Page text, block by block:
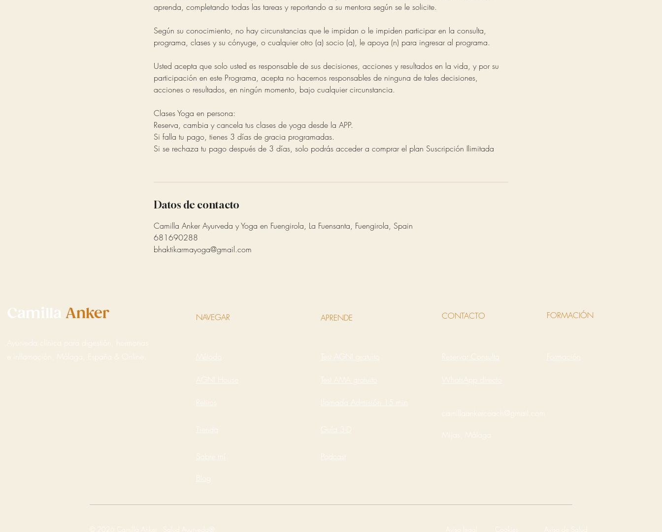
aprenda, completando todas las tareas y reportando a su mentora según se le solicite.
Según su conocimiento, no hay circunstancias que le impidan o le impiden participar en la consulta,
programa, clases y su cónyuge, o cualquier otro (a) socio (a), le apoya (n) para ingresar al programa.
Usted acepta que solo usted es responsable de sus decisiones, acciones y resultados en la vida, y por su
participación en este Programa, acepta no hacernos responsables de ninguna de tales decisiones,
acciones o resultados, en ningún momento, bajo cualquier circunstancia.
Clases Yoga en persona:
Reserva, cambia y cancela tus clases de yoga desde la APP.
Si falla tu pago, tienes 3 días de gracia programadas.
Si se rechaza tu pago después de 3 días, solo podrás acceder a comprar el plan Suscripción Ilimitada
Datos de contacto
Camilla Anker Ayurveda y Yoga en Fuengirola, La Fuensanta, Fuengirola, Spain
681690288
bhaktikarmayoga@gmail.com
Camilla Anker
Ayurveda clínica para digestión, hormonas
e inflamación. Málaga, España & Online.
NAVEGAR
Método
AGNI House
Retiros
Tienda
Sobre mí
APRENDE
Test AGNI gratuito
Test AMA gratuito
Llamada Admisión 15 min
Guía 3-D
CONTACTO
Reservar Consulta
FORMACIÓN
Formación
WhatsApp directo
camillaankercoach@gmail.com
Mijas, Málaga
Podcast
Blog
© 2026 Camilla Anker · Salud Ayurveda® Aviso legal Cookies Aviso de Salud